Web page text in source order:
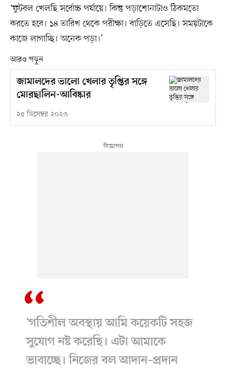
‘ফুটবল খেলছি সর্বোচ্চ পর্যায়ে। কিন্তু পড়াশোনাটাও ঠিকমতো
করতে হবে। ১৪ তারিখ থেকে পরীক্ষা। বাড়িতে এসেছি। সময়টাকে
কাজে লাগাচ্ছি। অনেক পড়া।’
আরও পড়ুন
জামালদের ভালো খেলার তৃপ্তির সঙ্গে
মোরছালিন-আবিষ্কার
২৫ ডিসেম্বর ২০২৩
‘গতিশীল অবস্থায় আমি কয়েকটি সহজ
সুযোগ নষ্ট করেছি। এটা আমাকে
ভাবাচ্ছে। নিজের বল আদান–প্রদান